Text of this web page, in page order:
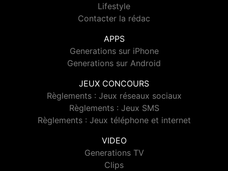
Lifestyle
Contacter la rédac
APPS
Generations sur iPhone
Generations sur Android
JEUX CONCOURS
Règlements : Jeux réseaux sociaux
Règlements : Jeux SMS
Règlements : Jeux téléphone et internet
VIDEO
Generations TV
Clips